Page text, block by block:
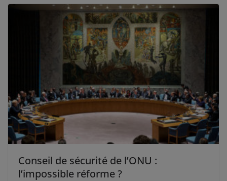
Conseil de sécurité de l’ONU :
l’impossible réforme ?